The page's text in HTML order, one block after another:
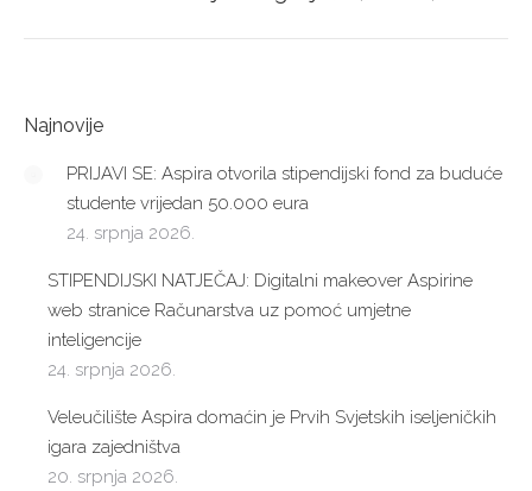
Najnovije
PRIJAVI SE: Aspira otvorila stipendijski fond za buduće
studente vrijedan 50.000 eura
24. srpnja 2026.
STIPENDIJSKI NATJEČAJ: Digitalni makeover Aspirine
web stranice Računarstva uz pomoć umjetne
inteligencije
24. srpnja 2026.
Veleučilište Aspira domaćin je Prvih Svjetskih iseljeničkih
igara zajedništva
20. srpnja 2026.